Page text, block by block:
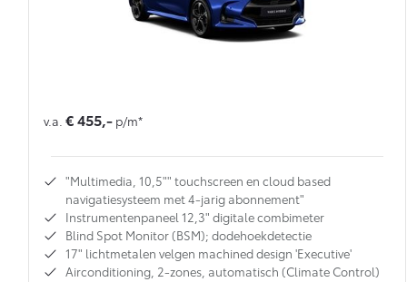
v.a. € 455,- p/m*
"Multimedia, 10,5"" touchscreen en cloud based
navigatiesysteem met 4-jarig abonnement"
Instrumentenpaneel 12,3" digitale combimeter
Blind Spot Monitor (BSM); dodehoekdetectie
17" lichtmetalen velgen machined design 'Executive'
Airconditioning, 2-zones, automatisch (Climate Control)